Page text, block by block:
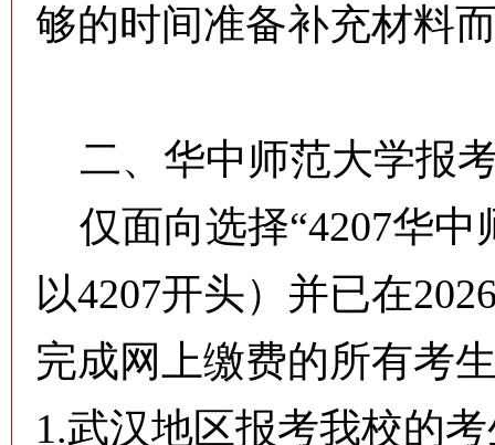
够的时间准备补充材料
二、华中师范大学报
仅面向选择“4207华中
以4207开头）并已在
完成网上缴费的所有考
1.武汉地区报考我校的